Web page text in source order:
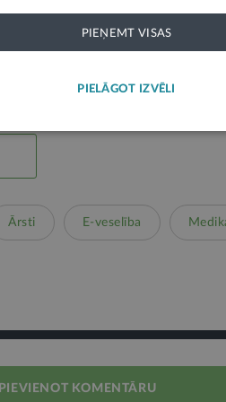
Ārsti E-veselība
PIEVIENOT KOMENTĀRU
PIEŅEMT VISAS
PIELĀGOT IZVĒLI